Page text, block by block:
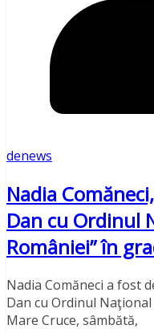
denews
Nadia
Dan cu Ordinul
României” în
Nadia Comăneci a fost
Dan cu Ordinul Naţional
Mare Cruce, sâmbătă,